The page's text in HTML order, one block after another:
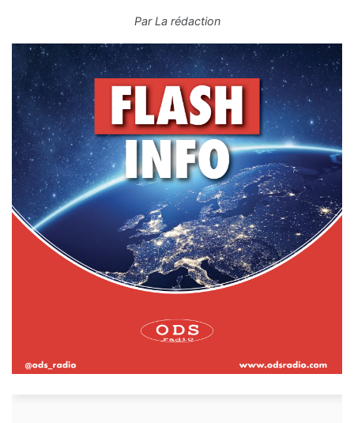
ParLa rédaction